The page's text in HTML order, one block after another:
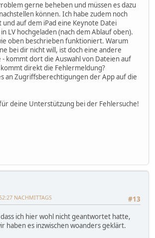
gerne beheben und müssen es dazu
können. Ich habe zudem noch
und auf dem iPad eine Keynote Datei
LV hochgeladen (nach dem Ablauf oben).
oben beschrieben funktioniert. Warum
bei dir nicht will, ist doch eine andere
- kommt dort die Auswahl von Dateien auf
direkt die Fehlermeldung?
an Zugriffsberechtigungen der App auf die
deine Unterstützung bei der Fehlersuche!
#13
NACHMITTAGS
ich hier wohl nicht geantwortet hatte,
haben es inzwischen woanders geklärt.